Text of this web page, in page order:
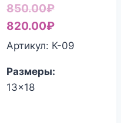
850.00₽
цена
составляла
820.00₽Текущая
цена:
Артикул: К-09
Размеры:
13x18